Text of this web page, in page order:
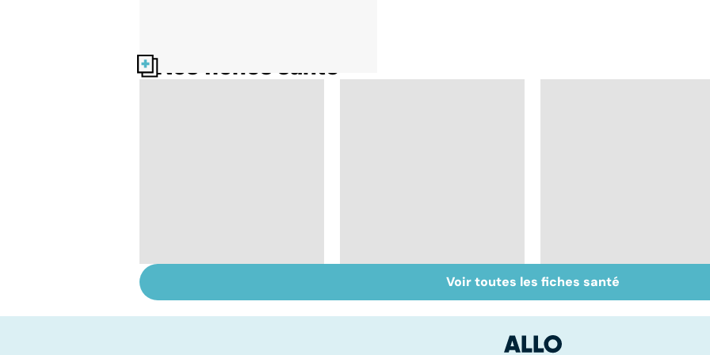
Nos fiches santé
entraîne la chute des
Calvitie : pourquoi
nos cheveux nous
Le cheveu à la loupe
Voir toutes les fiches santé